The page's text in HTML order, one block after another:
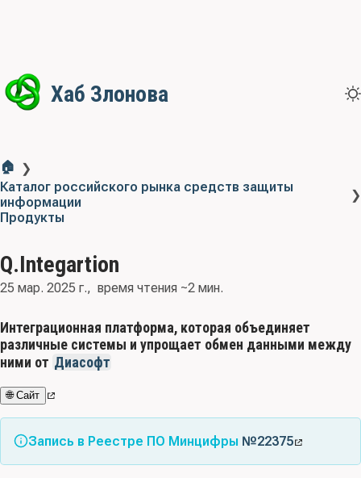
Хаб Злонова
🏠 ❯
Каталог российского рынка средств защиты
информации
❯
Продукты
Q.Integartion
25 мар. 2025 г. время чтения ~2 мин.
Интеграционная платформа, которая объединяет
различные системы и упрощает обмен данными между
ними от Диасофт
🌐 Сайт
Запись в Реестре ПО Минцифры №22375